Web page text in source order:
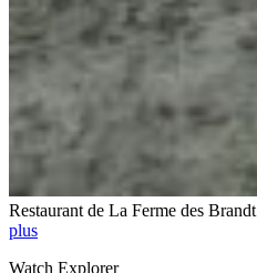
Restaurant de La Ferme des Brandt
plus
Watch Explorer